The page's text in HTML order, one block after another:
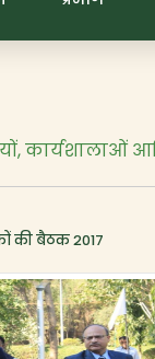
कार्यशालाओं
की बैठक 2017